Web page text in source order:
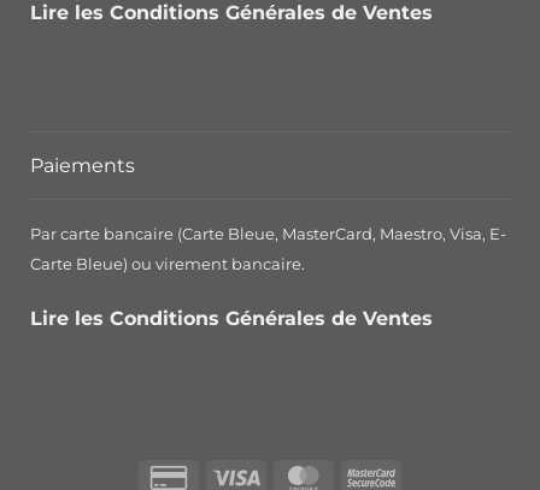
Lire les Conditions Générales de Ventes
Paiements
Par carte bancaire (Carte Bleue, MasterCard, Maestro, Visa, E-
Carte Bleue) ou virement bancaire.
Lire les Conditions Générales de Ventes
Credit Visa MasterCardMasterCard